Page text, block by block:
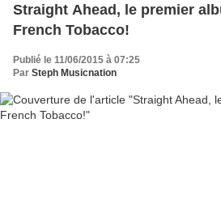
Straight Ahead, le premier
French Tobacco!
Publié le 11/06/2015 à 07:25
Par Steph Musicnation